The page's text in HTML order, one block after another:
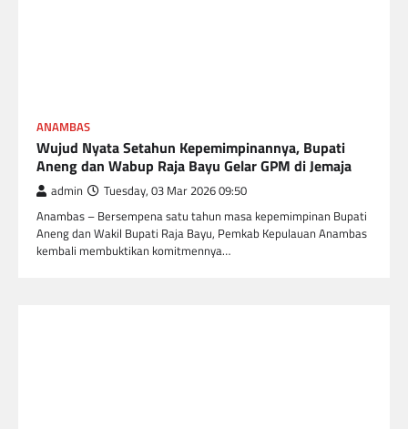
ANAMBAS
Wujud Nyata Setahun Kepemimpinannya, Bupati
Aneng dan Wabup Raja Bayu Gelar GPM di Jemaja
admin Tuesday, 03 Mar 2026 09:50
Anambas – Bersempena satu tahun masa kepemimpinan Bupati
Aneng dan Wakil Bupati Raja Bayu, Pemkab Kepulauan Anambas
kembali membuktikan komitmennya…